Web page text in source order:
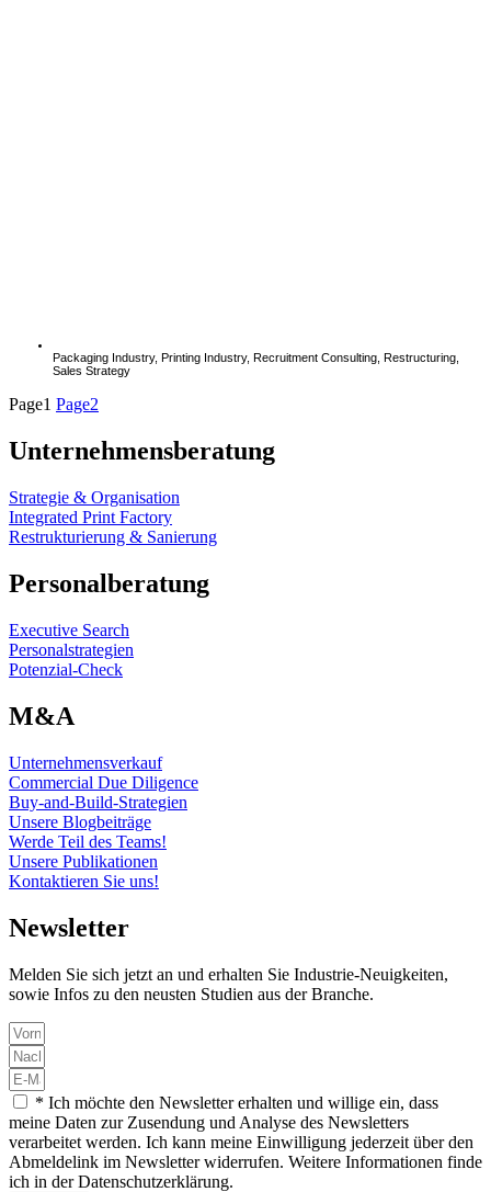
Packaging Industry, Printing Industry, Recruitment Consulting, Restructuring,
Sales Strategy
Page1 Page2
Unternehmensberatung
Strategie & Organisation
Integrated Print Factory
Restrukturierung & Sanierung
Personalberatung
Executive Search
Personalstrategien
Potenzial-Check
M&A
Unternehmensverkauf
Commercial Due Diligence
Buy-and-Build-Strategien
Unsere Blogbeiträge
Werde Teil des Teams!
Unsere Publikationen
Kontaktieren Sie uns!
Newsletter
Melden Sie sich jetzt an und erhalten Sie Industrie-Neuigkeiten,
sowie Infos zu den neusten Studien aus der Branche.
* Ich möchte den Newsletter erhalten und willige ein, dass
meine Daten zur Zusendung und Analyse des Newsletters
verarbeitet werden. Ich kann meine Einwilligung jederzeit über den
Abmeldelink im Newsletter widerrufen. Weitere Informationen finde
ich in der Datenschutzerklärung.